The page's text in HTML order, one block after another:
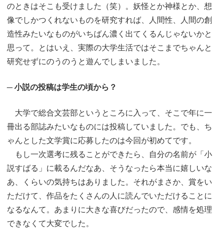
のときはそこも受けました（笑）。妖怪とか神様とか、想
像でしかつくれないものを研究すれば、人間性、人間の創
造性みたいなものがいちばん濃く出てくるんじゃないかと
思って。とはいえ、実際の大学生活ではそこまでちゃんと
研究せずにのうのうと遊んでしまいました。
─ 小説の投稿は学生の頃から？
大学で総合文芸部というところに入って、そこで年に一
冊出る部誌みたいなものには投稿していました。でも、ち
ゃんとした文学賞に応募したのは今回が初めてです。
もし一次選考に残ることができたら、自分の名前が「小
説すばる」に載るんだなあ、そうなったら本当に嬉しいな
あ、くらいの気持ちはありました。それがまさか、賞をい
ただけて、作品をたくさんの人に読んでいただけることに
なるなんて。あまりに大きな喜びだったので、感情を処理
できなくて大変でした。